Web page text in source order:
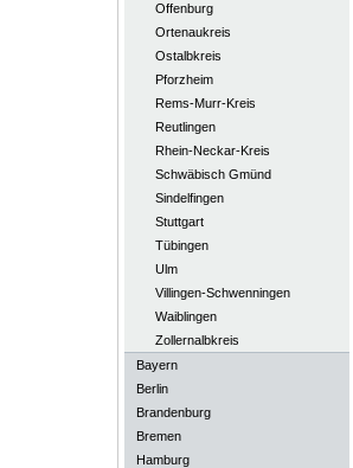
Offenburg
Ortenaukreis
Ostalbkreis
Pforzheim
Rems-Murr-Kreis
Reutlingen
Rhein-Neckar-Kreis
Schwäbisch Gmünd
Sindelfingen
Stuttgart
Tübingen
Ulm
Villingen-Schwenningen
Waiblingen
Zollernalbkreis
Bayern
Berlin
Brandenburg
Bremen
Hamburg